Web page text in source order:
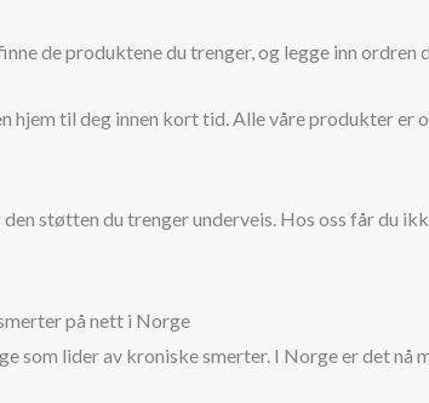
de produktene du trenger, og legge inn ordren
til deg innen kort tid. Alle våre produkter er
støtten du trenger underveis. Hos oss får du
på nett i Norge
lider av kroniske smerter. I Norge er det nå